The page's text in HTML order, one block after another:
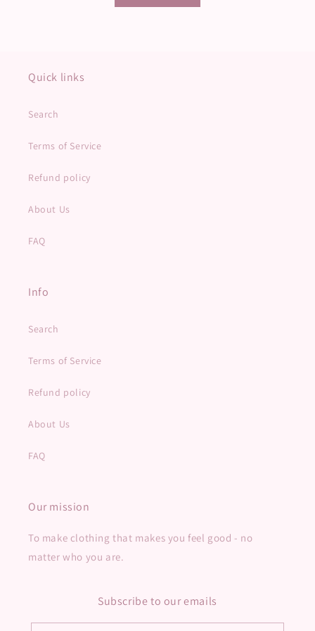
Quick links
Search
Terms of Service
Refund policy
About Us
FAQ
Info
Search
Terms of Service
Refund policy
About Us
FAQ
Our mission
To make clothing that makes you feel good - no
matter who you are.
Subscribe to our emails